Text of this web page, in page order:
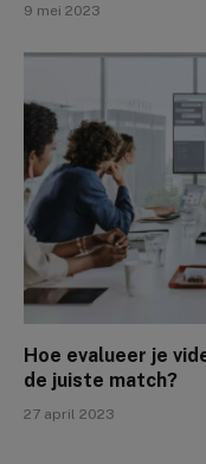
9 mei 2023
Hoe evalueer je
de juiste match?
27 april 2023